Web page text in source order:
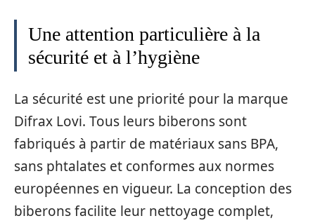
Une attention particulière à la
sécurité et à l’hygiène
La sécurité est une priorité pour la marque
Difrax Lovi. Tous leurs biberons sont
fabriqués à partir de matériaux sans BPA,
sans phtalates et conformes aux normes
européennes en vigueur. La conception des
biberons facilite leur nettoyage complet,